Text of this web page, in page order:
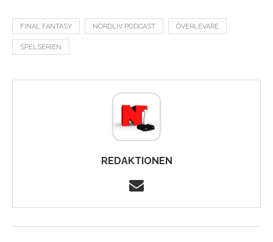
FINAL FANTASY NÖRDLIV PODCAST ÖVERLEVARE
SPELSERIEN
REDAKTIONEN